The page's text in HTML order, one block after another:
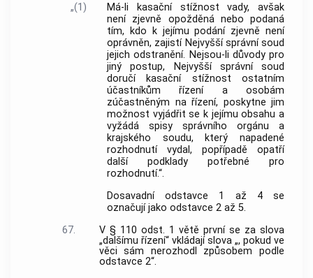
„(1)
Má-li kasační stížnost vady, avšak
není zjevně opožděná nebo podaná
tím, kdo k jejímu podání zjevně není
oprávněn, zajistí Nejvyšší správní soud
jejich odstranění. Nejsou-li důvody pro
jiný postup, Nejvyšší správní soud
doručí kasační stížnost ostatním
účastníkům řízení a osobám
zúčastněným na řízení, poskytne jim
možnost vyjádřit se k jejímu obsahu a
vyžádá spisy správního orgánu a
krajského soudu, který napadené
rozhodnutí vydal, popřípadě opatří
další podklady potřebné pro
rozhodnutí.“.
Dosavadní odstavce 1 až 4 se
označují jako odstavce 2 až 5.
67.
V § 110 odst. 1 větě první se za slova
„dalšímu řízení“ vkládají slova „, pokud ve
věci sám nerozhodl způsobem podle
odstavce 2“.